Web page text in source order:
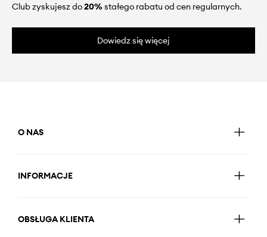
Club zyskujesz do20%stałego rabatu od cen regularnych.
Dowiedz się więcej
O NAS
INFORMACJE
OBSŁUGA KLIENTA